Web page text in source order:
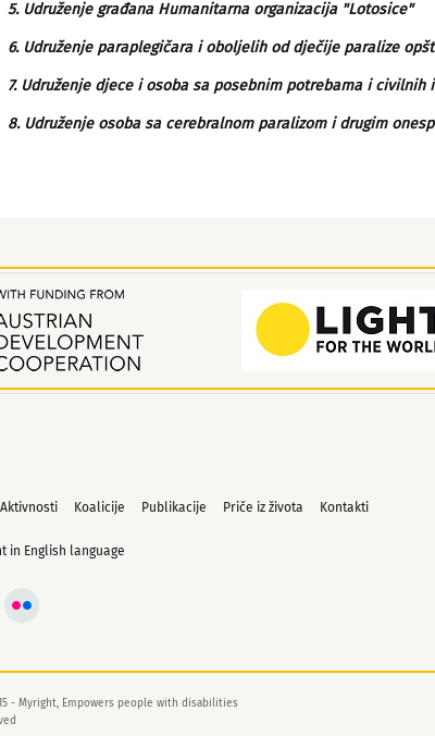
5. Udruženje građana Humanitarna organizacija "Lotosice"
6. Udruženje paraplegičara i oboljelih od dječije paralize
7. Udruženje djece i osoba sa posebnim potrebama i civilnih
8. Udruženje osoba sa cerebralnom paralizom i drugim
Aktivnosti Koalicije Publikacije Priče iz života Kontakti
in English language
- Myright, Empowers people with disabilities